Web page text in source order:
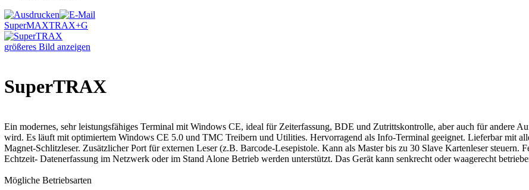
SuperMAXTRAX+G
größeres Bild anzeigen
SuperTRAX
Ein modernes, sehr leistungsfähiges Terminal mit Windows CE, ideal für Zeiterfassung, BDE und Zutrittskontrolle, aber auch für andere
wird. Es läuft mit optimiertem Windows CE 5.0 und TMC Treibern und Utilities. Hervorragend als Info-Terminal geeignet. Lieferbar mit
Magnet-Schlitzleser. Zusätzlicher Port für externen Leser (z.B. Barcode-Lesepistole. Kann als Master bis zu 30 Slave Kartenleser
Echtzeit- Datenerfassung im Netzwerk oder im Stand Alone Betrieb werden unterstützt. Das Gerät kann senkrecht oder waagerecht
Mögliche Betriebsarten